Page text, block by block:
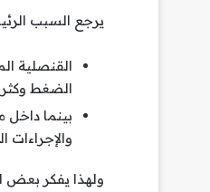
يرجع السبب
القنصلية
الضغط
بينما
والإجراءات
ولهذا يفكر بعض